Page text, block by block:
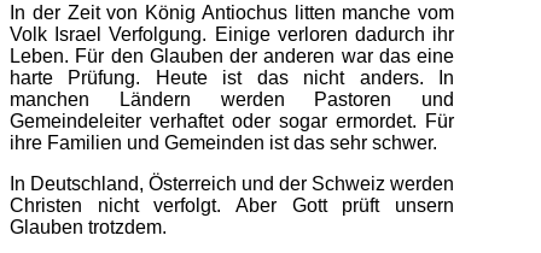
In der Zeit von König Antiochus litten manche vom
Volk Israel Verfolgung. Einige verloren dadurch ihr
Leben. Für den Glauben der anderen war das eine
harte Prüfung. Heute ist das nicht anders. In
manchen Ländern werden Pastoren und
Gemeindeleiter verhaftet oder sogar ermordet. Für
ihre Familien und Gemeinden ist das sehr schwer.
In Deutschland, Österreich und der Schweiz werden
Christen nicht verfolgt. Aber Gott prüft unsern
Glauben trotzdem.